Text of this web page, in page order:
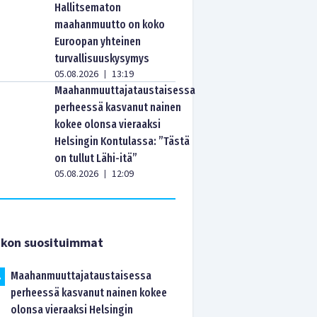
Hallitsematon
maahanmuutto on koko
Euroopan yhteinen
turvallisuuskysymys
05.08.2026 | 13:19
Maahanmuuttajataustaisessa
perheessä kasvanut nainen
kokee olonsa vieraaksi
Helsingin Kontulassa: ”Tästä
on tullut Lähi-itä”
05.08.2026 | 12:09
suosituimmat
Maahanmuuttajataustaisessa
perheessä kasvanut nainen kokee
olonsa vieraaksi Helsingin